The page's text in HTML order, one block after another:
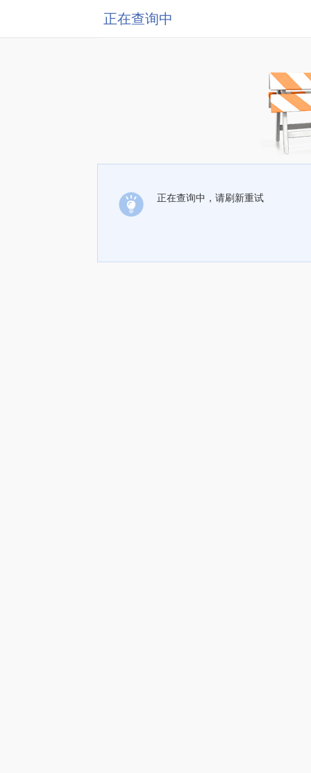
正在查询中
正在查询中，请刷新重试